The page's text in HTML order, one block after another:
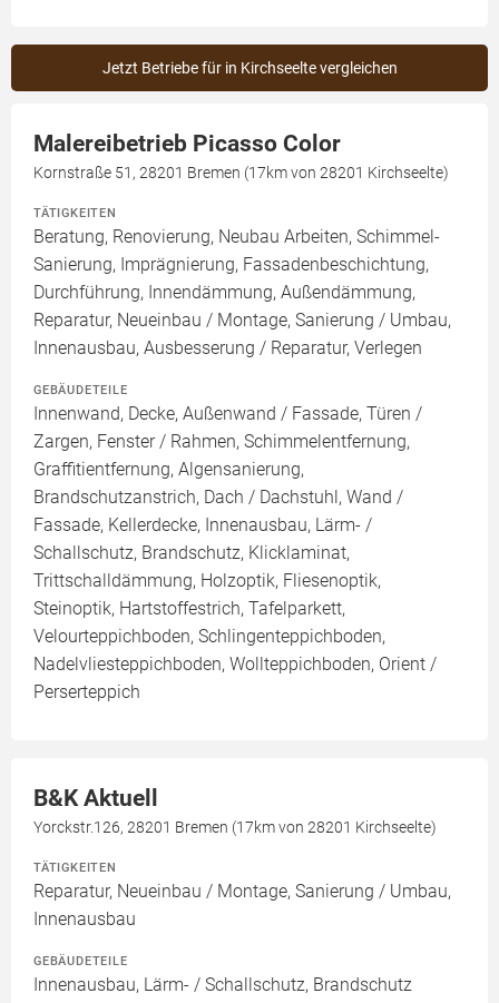
Jetzt Betriebe für in Kirchseelte vergleichen
Malereibetrieb Picasso Color
Kornstraße 51, 28201 Bremen (17km von 28201 Kirchseelte)
TÄTIGKEITEN
Beratung, Renovierung, Neubau Arbeiten, Schimmel-
Sanierung, Imprägnierung, Fassadenbeschichtung,
Durchführung, Innendämmung, Außendämmung,
Reparatur, Neueinbau / Montage, Sanierung / Umbau,
Innenausbau, Ausbesserung / Reparatur, Verlegen
GEBÄUDETEILE
Innenwand, Decke, Außenwand / Fassade, Türen /
Zargen, Fenster / Rahmen, Schimmelentfernung,
Graffitientfernung, Algensanierung,
Brandschutzanstrich, Dach / Dachstuhl, Wand /
Fassade, Kellerdecke, Innenausbau, Lärm- /
Schallschutz, Brandschutz, Klicklaminat,
Trittschalldämmung, Holzoptik, Fliesenoptik,
Steinoptik, Hartstoffestrich, Tafelparkett,
Velourteppichboden, Schlingenteppichboden,
Nadelvliesteppichboden, Wollteppichboden, Orient /
Perserteppich
B&K Aktuell
Yorckstr.126, 28201 Bremen (17km von 28201 Kirchseelte)
TÄTIGKEITEN
Reparatur, Neueinbau / Montage, Sanierung / Umbau,
Innenausbau
GEBÄUDETEILE
Innenausbau, Lärm- / Schallschutz, Brandschutz